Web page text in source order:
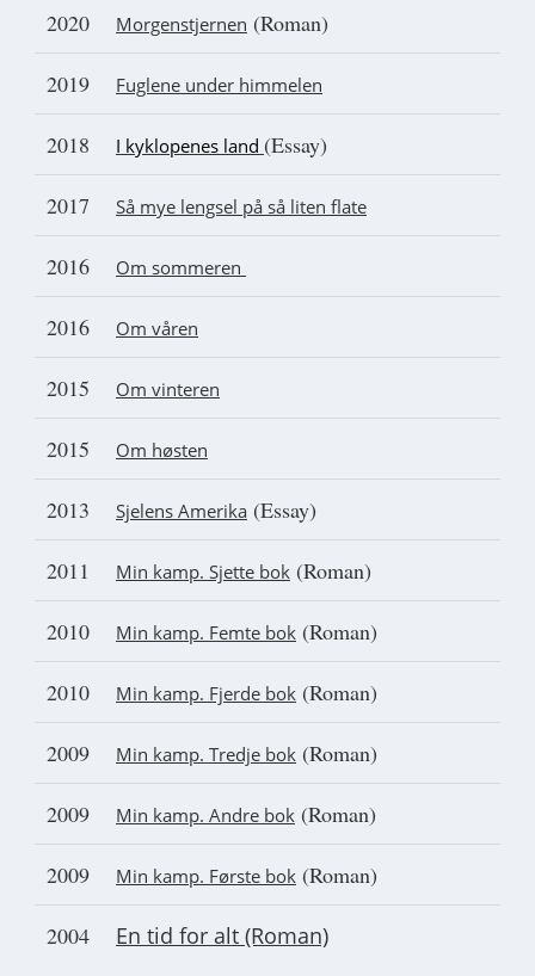
2020 Morgenstjernen (Roman)
2019 Fuglene under himmelen
2018 I kyklopenes land (Essay)
2017 Så mye lengsel på så liten flate
2016 Om sommeren
2016 Om våren
2015 Om vinteren
2015 Om høsten
2013 Sjelens Amerika (Essay)
2011 Min kamp. Sjette bok (Roman)
2010 Min kamp. Femte bok (Roman)
2010 Min kamp. Fjerde bok (Roman)
2009 Min kamp. Tredje bok (Roman)
2009 Min kamp. Andre bok (Roman)
2009 Min kamp. Første bok (Roman)
2004 En tid for alt (Roman)